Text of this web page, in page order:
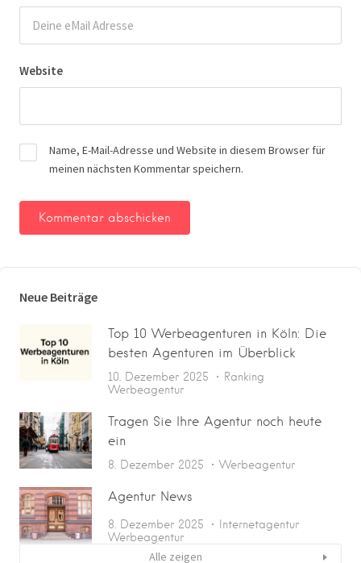
Website
Name, E-Mail-Adresse und Website in diesem Browser für
meinen nächsten Kommentar speichern.
Neue Beiträge
Top 10 Werbeagenturen in Köln: Die
besten Agenturen im Überblick
10. Dezember 2025
Ranking
Werbeagentur
Tragen Sie Ihre Agentur noch heute
ein
8. Dezember 2025 Werbeagentur
Agentur News
8. Dezember 2025
Internetagentur
Werbeagentur
Alle zeigen